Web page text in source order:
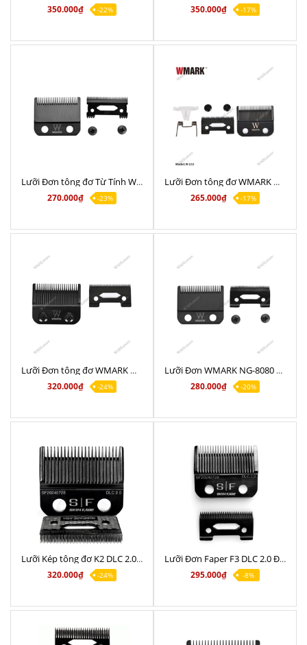
350.000₫
-22%
350.000₫
-17%
Lưỡi Đơn tông đơ Từ Tính WMARK W-14 DLC Chính Hãng
270.000₫
-23%
Lưỡi Đơn tông đơ WMARK W-133 DLC Chính Hãng
265.000₫
-17%
Lưỡi Đơn tông đơ WMARK W-X1 DLC Chính Hãng
320.000₫
-24%
Lưỡi Đơn WMARK NG-8080 Chính Hãng Chất Lượng Sắc Bén
280.000₫
-20%
Lưỡi Kép tông đơ K2 DLC 2.0 Chuyên Fade Hỗ Trợ Hớt Lược
320.000₫
-24%
Lưỡi Đơn Faper F3 DLC 2.0 Đa Năng Chính Hãng giảm nóng chất lượng
295.000₫
-8%